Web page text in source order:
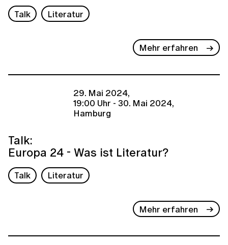
Talk Literatur
Mehr erfahren
29. Mai 2024,
19:00 Uhr - 30. Mai 2024,
Hamburg
Talk:
Europa 24 - Was ist Literatur?
Talk Literatur
Mehr erfahren